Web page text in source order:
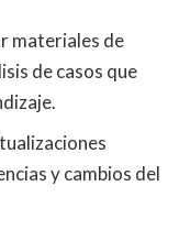
materiales de
de casos que
y cambios del